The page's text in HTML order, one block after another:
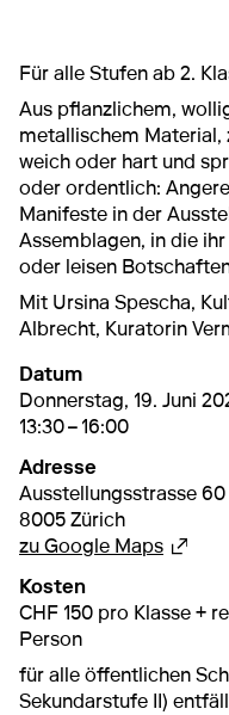
Für alle Stufen ab 2.
Aus pflanzlichem,
metallischem
weich oder hart und
oder ordentlich:
Manifeste in der
Assemblagen, in die
oder leisen
Mit Ursina Spescha,
Albrecht, Kuratorin
Datum
19. Juni 2025 13:30 –
Donnerstag, 19. Juni
13:30 – 16:00
Adresse
Ausstellungsstrasse 60
8005 Zürich
zu Google Maps
Kosten
CHF 150 pro Klasse +
Person
für alle öffentlichen
Sekundarstufe II)